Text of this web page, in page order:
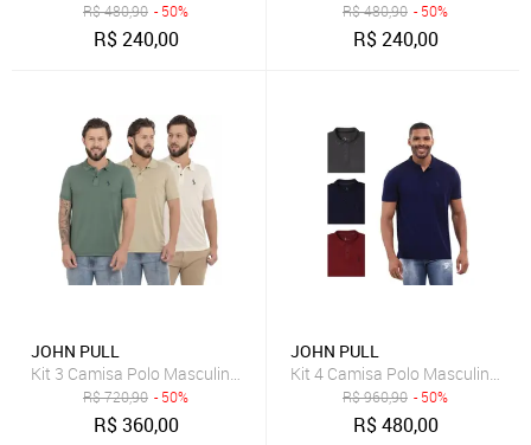
R$480,90 - 50%
R$240,00
R$480,90 - 50%
R$240,00
JOHN PULL
Kit 3 Camisa Polo Masculina Piquet Casual Trabalho
R$720,90 - 50%
R$360,00
JOHN PULL
Kit 4 Camisa Polo Masculina
R$960,90 - 50%
R$480,00